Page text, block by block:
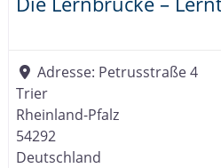
Adresse: Petrusstraße 4
Trier
Rheinland-Pfalz
54292
Deutschland